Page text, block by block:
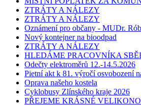
ZTRÁTY A NÁLEZY
ZTRÁTY A NÁLEZY
Oznámení pro občany - MUDr.
Nový kontejner na bioodpad
ZTRÁTY A NÁLEZY
HLEDÁME PRACOVNÍKA
Odečty elektroměrů 12.-14.5.2026
Pietní akt k 81. výročí osvobození
Oprava našeho kostela
Cyklobusy Zlínského kraje 2026
PŘEJEME KRÁSNÉ